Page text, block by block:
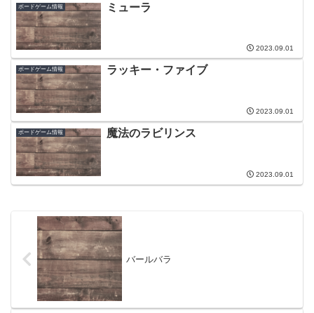
ボードゲーム情報 ミューラ
2023.09.01
ボードゲーム情報 ラッキー・ファイブ
2023.09.01
ボードゲーム情報 魔法のラビリンス
2023.09.01
バールバラ